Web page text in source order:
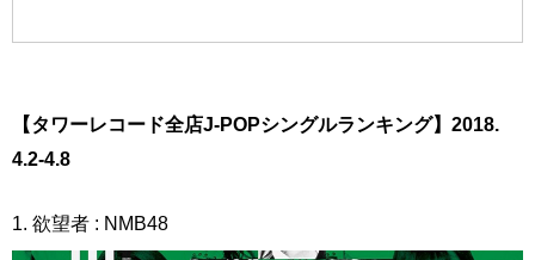
【タワーレコード全店J-POPシングルランキング】2018.
4.2-4.8
1. 欲望者 : NMB48